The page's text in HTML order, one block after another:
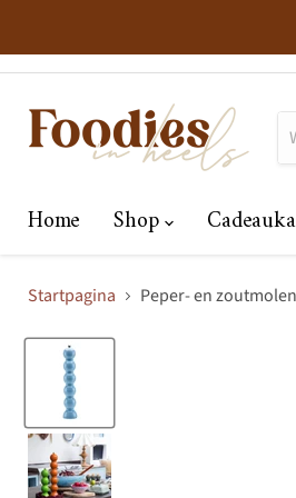
Home Shop
Startpagina Peper- en